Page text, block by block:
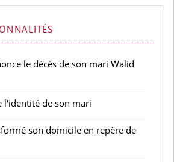
le décès de son mari Walid
l'identité de son mari
son domicile en repère de